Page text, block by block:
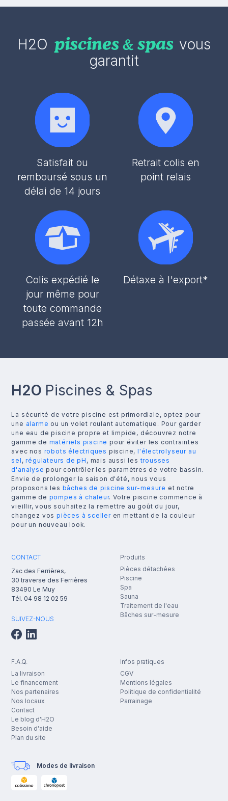
H2O
vous
garantit
Satisfait ou
remboursé sous un
délai de 14 jours
Retrait colis en
point relais
Colis expédié le
jour même pour
toute commande
passée avant 12h
Détaxe à l'export*
H2O Piscines & Spas
La sécurité de votre piscine est primordiale, optez pour
une alarme ou un volet roulant automatique. Pour garder
une eau de piscine propre et limpide, découvrez notre
gamme de matériels piscine pour éviter les contraintes
avec nos robots électriques piscine, l'électrolyseur au
sel ,régulateurs de pH , mais aussi lestrousses
d'analyse pour contrôler les paramètres de votre bassin.
Envie de prolonger la saison d'été, nous vous
proposons les bâches de piscine sur-mesure et notre
gamme de pompes à chaleur. Votre piscine commence à
vieillir, vous souhaitez la remettre au goût du jour,
changez vos pièces à scelleren mettant de la couleur
pour un nouveau look.
CONTACT
Zac des Ferrières,
30 traverse des Ferrières
83490 Le Muy
Tél. 04 98 12 02 59
SUIVEZ-NOUS
Produits
Pièces détachées
Piscine
Spa
Sauna
Traitement de l'eau
Bâches sur-mesure
F.A.Q.
La livraison
Le financement
Nos partenaires
Nos locaux
Contact
Le blog d'H2O
Besoin d'aide
Plan du site
Infos pratiques
CGV
Mentions légales
Politique de confidentialité
Parrainage
Modes de livraison